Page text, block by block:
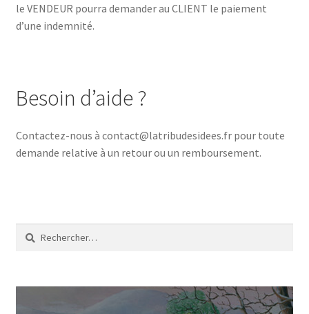
le VENDEUR pourra demander au CLIENT le paiement
d’une indemnité.
Besoin d’aide ?
Contactez-nous à contact@latribudesidees.fr pour toute
demande relative à un retour ou un remboursement.
Rechercher :